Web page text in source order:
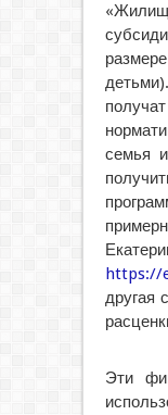
семья
https://
другая
Эти